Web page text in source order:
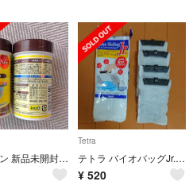
テトラミン 新品未開封 5つ ♡
Tetra
テトラ バイオバッグJr. ワンタッチフィルター 4個
¥ 520